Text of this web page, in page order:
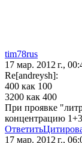
tim78rus
17 мар. 2012 г.,
Re[andreysh]:
400 как 100
3200 как 400
При проявке
концентрацию
Ответить
17 мар. 2012 г.,